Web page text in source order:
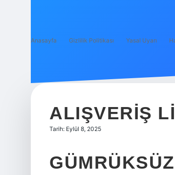
Anasayfa Gizlilik Politikası Yasal Uyarı
ALIŞVERIŞ
Tarih: Eylül 8, 2025